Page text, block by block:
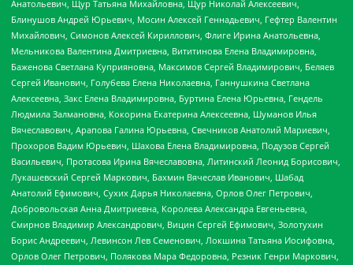
Анатольевич, Щур Татьяна Михайловна, Щур Николай Алексеевич,
Блинушов Андрей Юрьевич, Мосин Алексей Геннадьевич, Гефтер Валентин
Михайлович, Симонов Алексей Кириллович, Флиге Ирина Анатольевна,
Мельникова Валентина Дмитриевна, Вититинова Елена Владимировна,
Баженова Светлана Куприяновна, Максимов Сергей Владимирович, Беляев
Сергей Иванович, Голубева Елена Николаевна, Ганнушкина Светлана
Алексеевна, Закс Елена Владимировна, Буртина Елена Юрьевна, Гендель
Людмила Залмановна, Кокорина Екатерина Алексеевна, Шуманов Илья
Вячеславович, Арапова Галина Юрьевна, Свечников Анатолий Мариевич,
Прохоров Вадим Юрьевич, Шахова Елена Владимировна, Подузов Сергей
Васильевич, Протасова Ирина Вячеславовна, Литинский Леонид Борисович,
Лукашевский Сергей Маркович, Бахмин Вячеслав Иванович, Шабад
Анатолий Ефимович, Сухих Дарья Николаевна, Орлов Олег Петрович,
Добровольская Анна Дмитриевна, Королева Александра Евгеньевна,
Смирнов Владимир Александрович, Вицин Сергей Ефимович, Золотухин
Борис Андреевич, Левинсон Лев Семенович, Локшина Татьяна Иосифовна,
Орлов Олег Петрович, Полякова Мара Федоровна, Резник Генри Маркович,